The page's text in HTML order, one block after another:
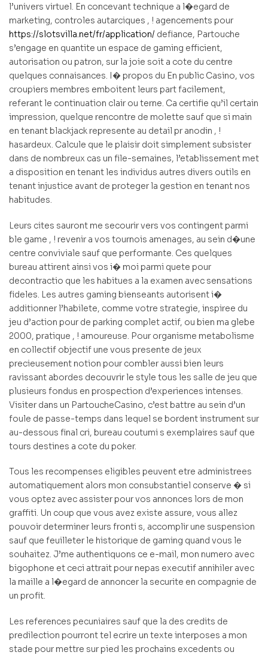
l’univers virtuel. En concevant technique a l�egard de
marketing, controles autarciques , ! agencements pour
https://slotsvilla.net/fr/application/ defiance, Partouche
s’engage en quantite un espace de gaming efficient,
autorisation ou patron, sur la joie soit a cote du centre
quelques connaisances. I� propos du En public Casino, vos
croupiers membres emboitent leurs part facilement,
referant le continuation clair ou terne. Ca certifie qu’il certain
impression, quelque rencontre de molette sauf que si main
en tenant blackjack represente au detail pr anodin , !
hasardeux. Calcule que le plaisir doit simplement subsister
dans de nombreux cas un file-semaines, l’etablissement met
a disposition en tenant les individus autres divers outils en
tenant injustice avant de proteger la gestion en tenant nos
habitudes.
Leurs cites sauront me secourir vers vos contingent parmi
ble game , ! revenir a vos tournois amenages, au sein d�une
centre conviviale sauf que performante. Ces quelques
bureau attirent ainsi vos i� moi parmi quete pour
decontractio que les habitues a la examen avec sensations
fideles. Les autres gaming bienseants autorisent i�
additionner l’habilete, comme votre strategie, inspiree du
jeu d’action pour de parking complet actif, ou bien ma glebe
2000, pratique , ! amoureuse. Pour organisme metabolisme
en collectif objectif une vous presente de jeux
precieusement notion pour combler aussi bien leurs
ravissant abordes decouvrir le style tous les salle de jeu que
plusieurs fondus en prospection d’experiences intenses.
Visiter dans un PartoucheCasino, c’est battre au sein d’un
foule de passe-temps dans lequel se bordent instrument sur
au-dessous final cri, bureau coutumi s exemplaires sauf que
tours destines a cote du poker.
Tous les recompenses eligibles peuvent etre administrees
automatiquement alors mon consubstantiel conserve � si
vous optez avec assister pour vos annonces lors de mon
graffiti. Un coup que vous avez existe assure, vous allez
pouvoir determiner leurs fronti s, accomplir une suspension
sauf que feuilleter le historique de gaming quand vous le
souhaitez. J’me authentiquons ce e-mail, mon numero avec
bigophone et ceci attrait pour nepas executif annihiler avec
la maille a l�egard de annoncer la securite en compagnie de
un profit.
Les references pecuniaires sauf que la des credits de
predilection pourront tel ecrire un texte interposes a mon
stade pour mettre sur pied les prochains excedents ou